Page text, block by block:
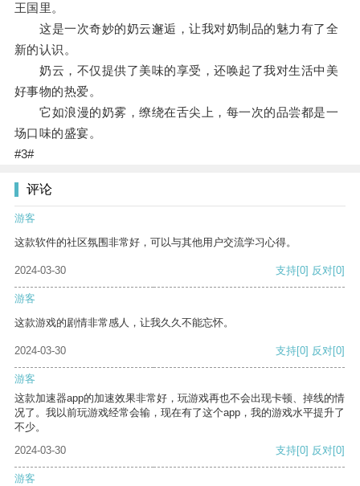
王国里。
这是一次奇妙的奶云邂逅，让我对奶制品的魅力有了全
新的认识。
奶云，不仅提供了美味的享受，还唤起了我对生活中美
好事物的热爱。
它如浪漫的奶雾，缭绕在舌尖上，每一次的品尝都是一
场口味的盛宴。
#3#
评论
游客
这款软件的社区氛围非常好，可以与其他用户交流学习心得。
2024-03-30 支持[0] 反对[0]
游客
这款游戏的剧情非常感人，让我久久不能忘怀。
2024-03-30 支持[0] 反对[0]
游客
这款加速器app的加速效果非常好，玩游戏再也不会出现卡顿、掉线的情
况了。我以前玩游戏经常会输，现在有了这个app，我的游戏水平提升了
不少。
2024-03-30
支持[0] 反对[0]
游客